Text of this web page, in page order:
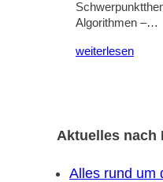
Algorithmen –…
weiterlesen
Aktuelles nach
Alles rund um